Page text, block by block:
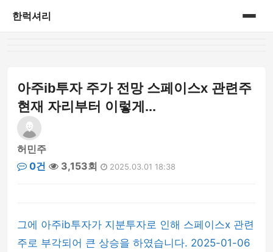
한럭셔리
아주ib투자 주가 전망 스페이스x 관련주
현재 자리부터 이렇게...
허민주
0건
3,153회 2025.03.01 18:38
그에 아주ib투자가 지분투자로 인해 스페이스x 관련
주로 부각되어 큰 상승을 하였습니다. 2025-01-06